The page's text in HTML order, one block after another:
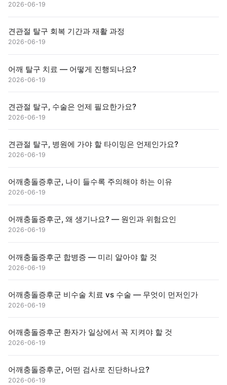
2026-06-19
견관절 탈구 회복 기간과 재활 과정
2026-06-19
어깨 탈구 치료 — 어떻게 진행되나요?
2026-06-19
견관절 탈구, 수술은 언제 필요한가요?
2026-06-19
견관절 탈구, 병원에 가야 할 타이밍은 언제인가요?
2026-06-19
어깨충돌증후군, 나이 들수록 주의해야 하는 이유
2026-06-19
어깨충돌증후군, 왜 생기나요? — 원인과 위험요인
2026-06-19
어깨충돌증후군 합병증 — 미리 알아야 할 것
2026-06-19
어깨충돌증후군 비수술 치료 vs 수술 — 무엇이 먼저인가
2026-06-19
어깨충돌증후군 환자가 일상에서 꼭 지켜야 할 것
2026-06-19
어깨충돌증후군, 어떤 검사로 진단하나요?
2026-06-19